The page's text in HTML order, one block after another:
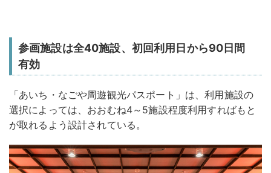
参画施設は全40施設、初回利用日から90日間
有効
「あいち・なごや周遊観光パスポート」は、利用施設の
選択によっては、おおむね4～5施設程度利用すればもと
が取れるよう設計されている。